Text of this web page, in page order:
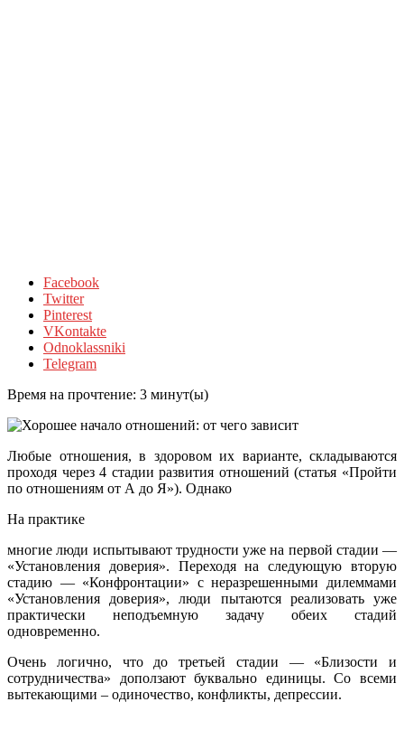
Facebook
Twitter
Pinterest
VKontakte
Odnoklassniki
Telegram
Время на прочтение: 3 минут(ы)
Любые отношения, в здоровом их варианте, складываются
проходя через 4 стадии развития отношений (статья «Пройти
по отношениям от А до Я»). Однако
На практике
многие люди испытывают трудности уже на первой стадии —
«Установления доверия». Переходя на следующую вторую
стадию — «Конфронтации» с неразрешенными дилеммами
«Установления доверия», люди пытаются реализовать уже
практически неподъемную задачу обеих стадий
одновременно.
Очень логично, что до третьей стадии — «Близости и
сотрудничества» доползают буквально единицы. Со всеми
вытекающими – одиночество, конфликты, депрессии.